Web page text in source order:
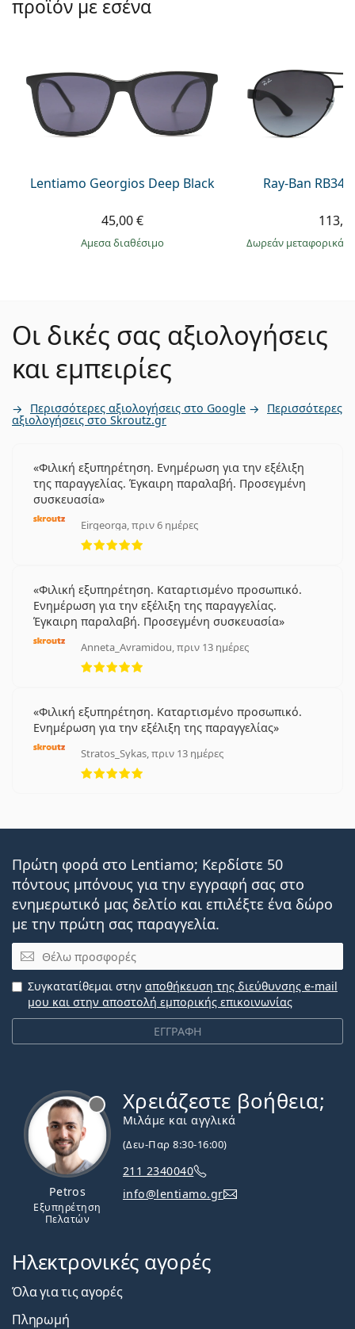
προϊόν με εσένα
Lentiamo Georgios Deep Black
45,00 €
άμεσα διαθέσιμο
Ray-Ban
Δωρεάν μεταφορικά
Οι δικές σας αξιολογήσεις
και εμπειρίες
Περισσότερες αξιολογήσεις στο Google Περισσότερες
αξιολογήσεις στο Skroutz.gr
Φιλική εξυπηρέτηση. Ενημέρωση για την εξέλιξη
της παραγγελίας. Έγκαιρη παραλαβή. Προσεγμένη
συσκευασία
Eirgeorga, πριν 6 ημέρες
5 αξιολογήσεις από 5
Φιλική εξυπηρέτηση. Καταρτισμένο προσωπικό.
Ενημέρωση για την εξέλιξη της παραγγελίας.
Έγκαιρη παραλαβή. Προσεγμένη συσκευασία
Anneta_Avramidou, πριν 13 ημέρες
5 αξιολογήσεις από 5
Φιλική εξυπηρέτηση. Καταρτισμένο προσωπικό.
Ενημέρωση για την εξέλιξη της παραγγελίας
Stratos_Sykas, πριν 13 ημέρες
5 αξιολογήσεις από 5
Πρώτη φορά στο Lentiamo; Κερδίστε 50
πόντους μπόνους για την εγγραφή σας στο
ενημερωτικό μας δελτίο και επιλέξτε ένα δώρο
με την πρώτη σας παραγγελία.
Email
ΕΓΓΡΑΦΗ
Συγκατατίθεμαι στην αποθήκευση της διεύθυνσης e-mail
μου και στην αποστολή εμπορικής επικοινωνίας
Petros
Εξυπηρέτηση
Πελατών
Χρειάζεστε βοήθεια;
Μιλάμε και αγγλικά
(Δευ-Παρ 8:30-16:00)
211 2340040
info@lentiamo.gr
Ηλεκτρονικές αγορές
Όλα για τις αγορές
Πληρωμή